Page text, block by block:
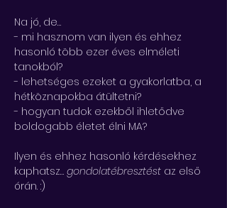
Na jó, de…
- mi hasznom van ilyen és ehhez
hasonló több ezer éves elméleti
tanokból?
- lehetséges ezeket a gyakorlatba, a
hétköznapokba átültetni?
- hogyan tudok ezekből ihletődve
boldogabb életet élni MA?
Ilyen és ehhez hasonló kérdésekhez
kaphatsz… gondolatébresztést az első
órán. :)